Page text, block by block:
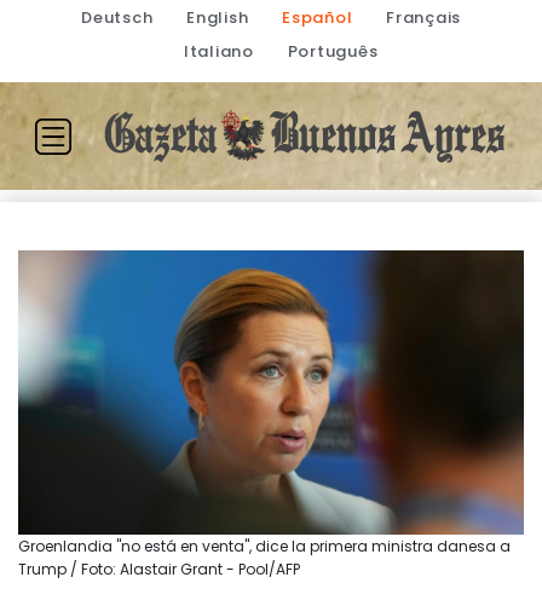
Deutsch English Español
Français
Italiano
Português
Groenlandia "no está en venta", dice la primera ministra danesa a
Trump / Foto: Alastair Grant - Pool/AFP